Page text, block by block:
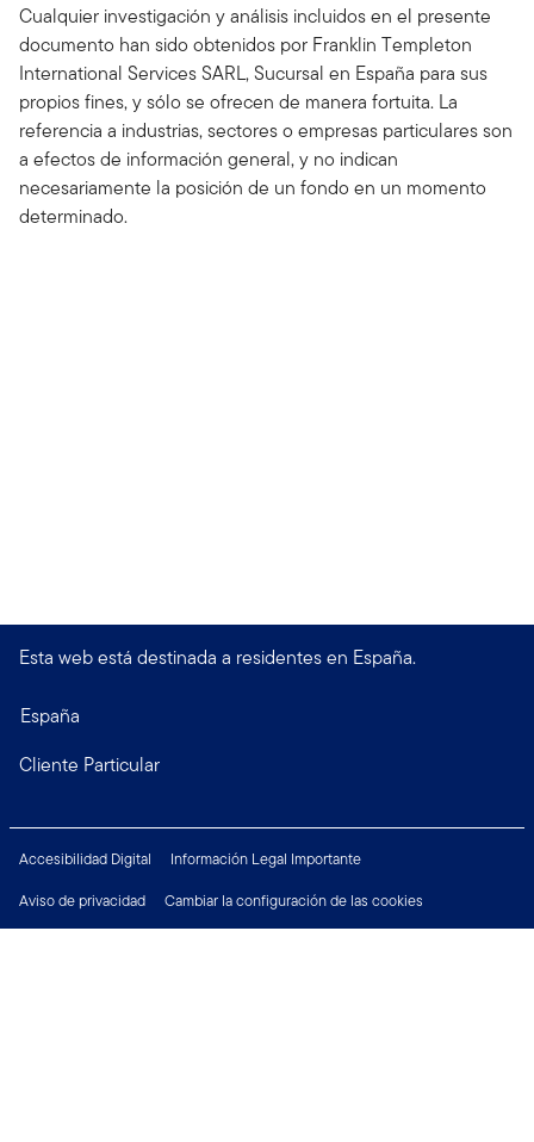
Cualquier investigación y análisis incluidos en el presente
documento han sido obtenidos por Franklin Templeton
International Services SARL, Sucursal en España para sus
propios fines, y sólo se ofrecen de manera fortuita. La
referencia a industrias, sectores o empresas particulares son
a efectos de información general, y no indican
necesariamente la posición de un fondo en un momento
determinado.
Esta web está destinada a residentes en España.
España
Cliente Particular
Accesibilidad Digital
Información Legal Importante
Aviso de privacidad
Cambiar la configuración de las cookies